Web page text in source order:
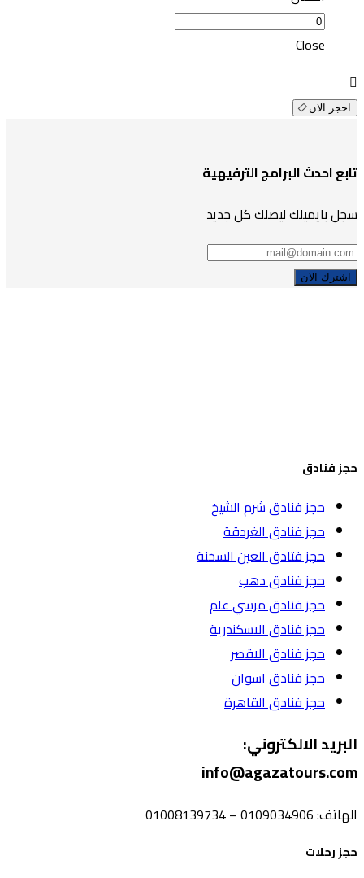
Close
احجز الان
تابع احدث البرامج الترفيهية
سجل بايميلك ليصلك كل جديد
حجز فنادق
حجز فنادق شرم الشيخ
حجز فنادق الغردقة
حجز فتادق العين السخنة
حجز فنادق دهب
حجز فنادق مرسي علم
حجز فنادق الاسكندرية
حجز فنادق الاقصر
حجز فنادق اسوان
حجز فنادق القاهرة
البريد الالكتروني:
info@agazatours.com
الهاتف:0109034906 – 01008139734
حجز رحلات